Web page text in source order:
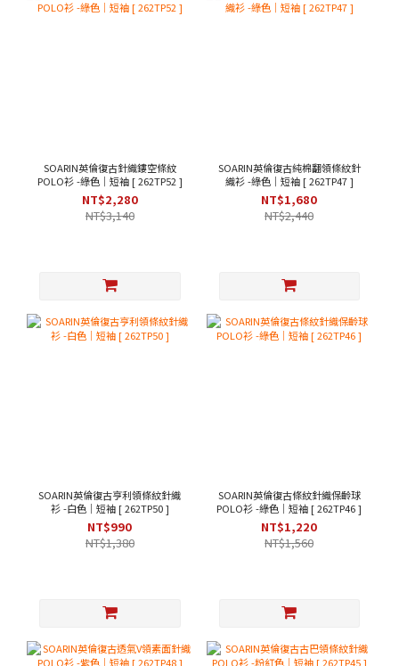
SOARIN英倫復古針織鏤空條紋
POLO衫 -綠色｜短袖 [ 262TP52 ]
NT$2,280
NT$3,140
SOARIN英倫復古純棉翻領條紋針
織衫 -綠色｜短袖 [ 262TP47 ]
NT$1,680
NT$2,440
SOARIN英倫復古亨利領條紋針織
衫 -白色｜短袖 [ 262TP50 ]
NT$990
NT$1,380
SOARIN英倫復古條紋針織保齡球
POLO衫 -綠色｜短袖 [ 262TP46 ]
NT$1,220
NT$1,560